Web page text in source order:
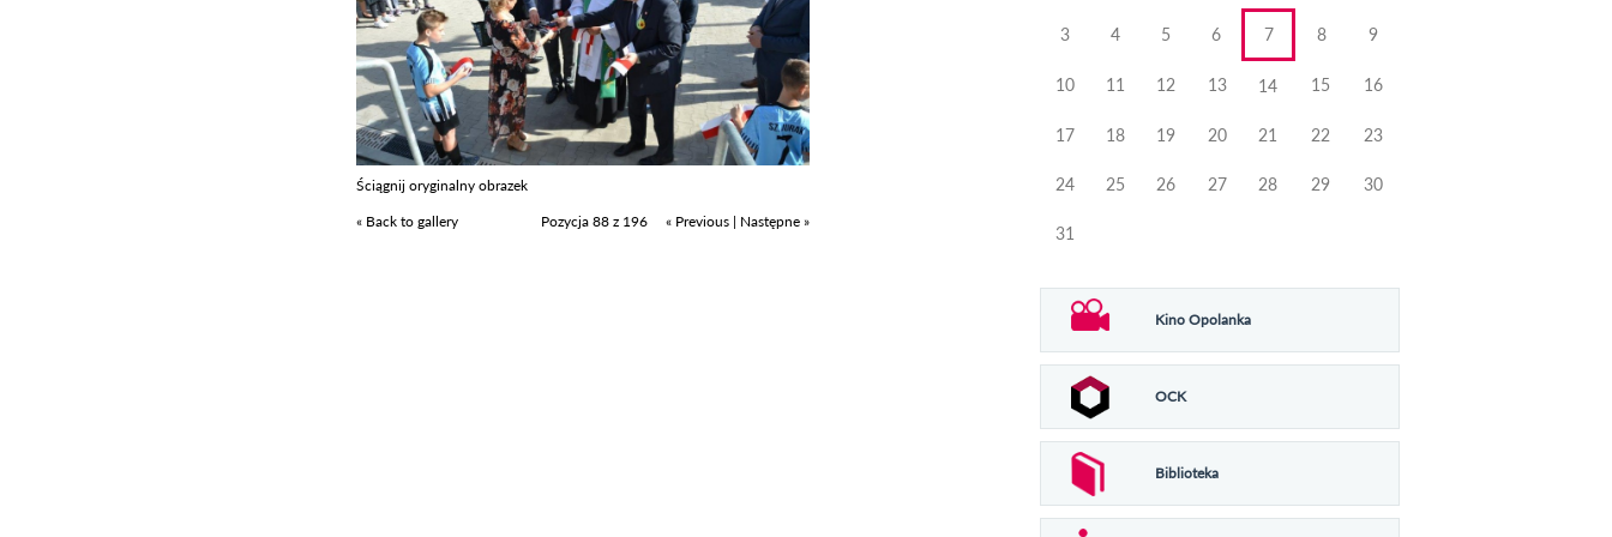
Ściągnij oryginalny obrazek
« Back to gallery
Pozycja 88 z 196 « Previous | Następne »
3 4 5 6 7 8 9
10 11 12 13 14 15 16
17 18 19 20 21 22 23
24 25 26 27 28 29 30
31
Kino Opolanka
OCK
Biblioteka